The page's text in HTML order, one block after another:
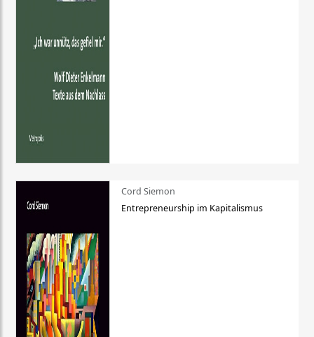
Cord Siemon
Entrepreneurship im Kapitalismus